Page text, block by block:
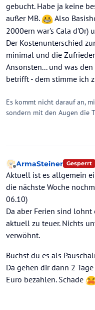
gebucht. Habe ja keine
außer MB.
Also
2000ern war's Cala d'Or)
Der Kostenunterschied
minimal und die
Ansonsten... und was
betrifft - dem stimme ich
Es kommt nicht darauf an,
sondern mit den Augen die
Offline
ArmaSteiner Gesperrt
Aktuell ist es allgemein
die nächste Woche
06.10)
Da aber Ferien sind
aktuell zu teuer. Nichts
verwöhnt.
Buchst du es als
Da gehen dir dann 2
Euro bezahlen. Schade